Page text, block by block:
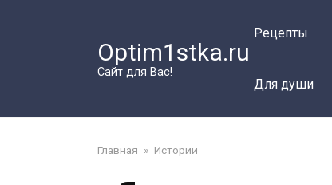
Optim1stka.ru
Сайт для Вас!
Рецепты
Для души
Главная » Истории